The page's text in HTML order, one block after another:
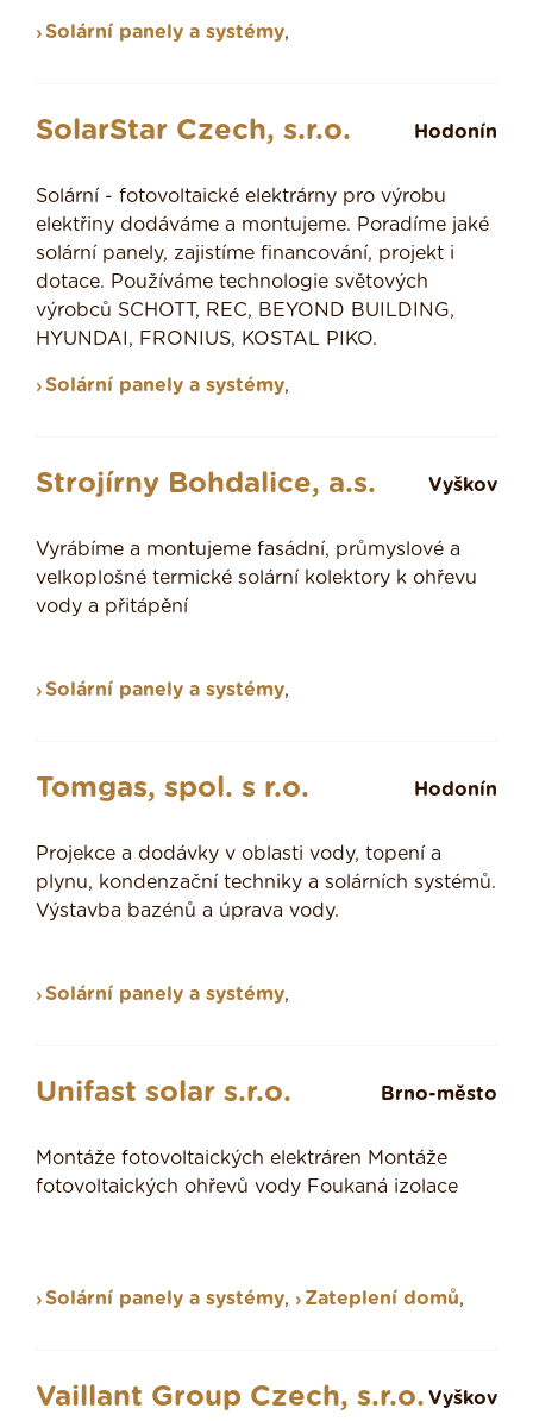
Solární panely a systémy,
SolarStar Czech, s.r.o. Hodonín
Solární - fotovoltaické elektrárny pro výrobu
elektřiny dodáváme a montujeme. Poradíme jaké
solární panely, zajistíme financování, projekt i
dotace. Používáme technologie světových
výrobců SCHOTT, REC, BEYOND BUILDING,
HYUNDAI, FRONIUS, KOSTAL PIKO.
Solární panely a systémy,
Strojírny Bohdalice, a.s. Vyškov
Vyrábíme a montujeme fasádní, průmyslové a
velkoplošné termické solární kolektory k ohřevu
vody a přitápění
Solární panely a systémy,
Tomgas, spol. s r.o. Hodonín
Projekce a dodávky v oblasti vody, topení a
plynu, kondenzační techniky a solárních systémů.
Výstavba bazénů a úprava vody.
Solární panely a systémy,
Unifast solar s.r.o. Brno-město
Montáže fotovoltaických elektráren Montáže
fotovoltaických ohřevů vody Foukaná izolace
Solární panely a systémy, Zateplení domů,
Vaillant Group Czech, s.r.o. Vyškov